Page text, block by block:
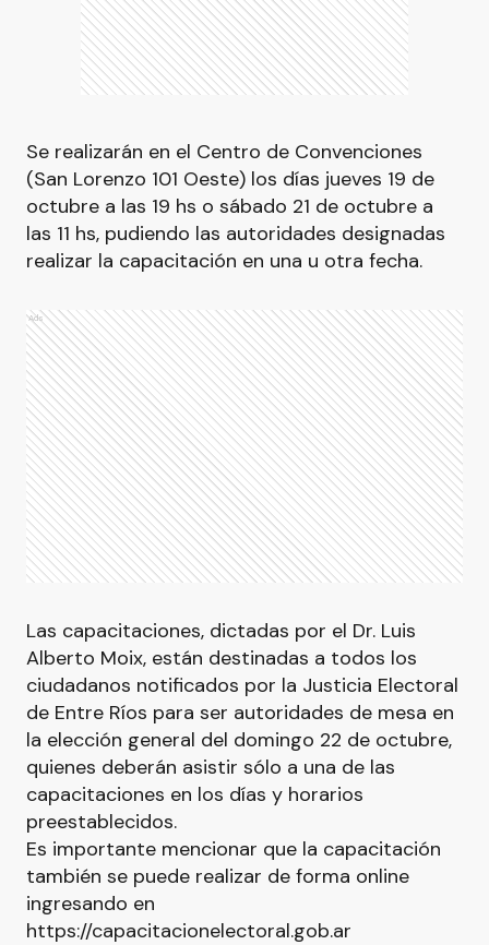
Se realizarán en el Centro de Convenciones
(San Lorenzo 101 Oeste) los días jueves 19 de
octubre a las 19 hs o sábado 21 de octubre a
las 11 hs, pudiendo las autoridades designadas
realizar la capacitación en una u otra fecha.
Ads
Las capacitaciones, dictadas por el Dr. Luis
Alberto Moix, están destinadas a todos los
ciudadanos notificados por la Justicia Electoral
de Entre Ríos para ser autoridades de mesa en
la elección general del domingo 22 de octubre,
quienes deberán asistir sólo a una de las
capacitaciones en los días y horarios
preestablecidos.
Es importante mencionar que la capacitación
también se puede realizar de forma online
ingresando en
https://capacitacionelectoral.gob.ar